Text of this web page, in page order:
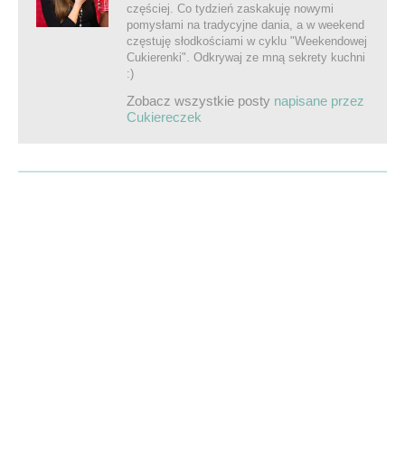
częściej. Co tydzień zaskakuję nowymi
pomysłami na tradycyjne dania, a w weekend
częstuję słodkościami w cyklu "Weekendowej
Cukierenki". Odkrywaj ze mną sekrety kuchni
:)
Zobacz wszystkie posty napisane przez
Cukiereczek